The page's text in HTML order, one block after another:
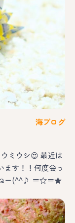
海ブログ
ミウシ😍 最近は
ます！！何度会っ
ねー(^^♪ ＝☆＝★